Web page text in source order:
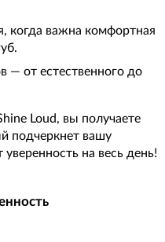
когда важна комфортная
— от естественного до
Loud, вы получаете
подчеркнет вашу
на весь день!